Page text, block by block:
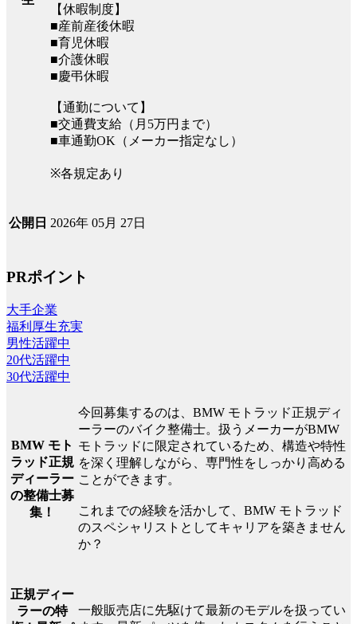
【休暇制度】
■産前産後休暇
■育児休暇
■介護休暇
■慶弔休暇
【通勤について】
■交通費支給（月5万円まで）
■車通勤OK（メーカー指定なし）
※各規定あり
公開日 2026年 05月 27日
PRポイント
大手企業
福利厚生充実
男性活躍中
20代活躍中
30代活躍中
BMW モト
ラッド正規
ディーラー
の整備士募
集！
今回募集するのは、BMW モトラッド正規ディ
ーラーのバイク整備士。扱うメーカーがBMW
モトラッドに限定されているため、構造や特性
を深く理解しながら、専門性をしっかり高める
ことができます。
これまでの経験を活かして、BMW モトラッド
のスペシャリストとしてキャリアを築きません
か？
正規ディー
ラーの特
一般販売店に先駆けて最新のモデルを扱ってい